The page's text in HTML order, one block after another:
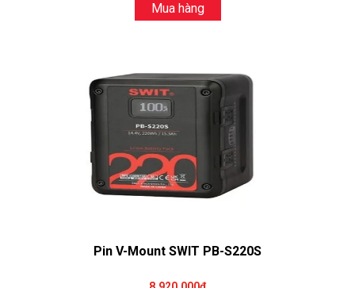
Mua hàng
Pin V-Mount SWIT PB-S220S